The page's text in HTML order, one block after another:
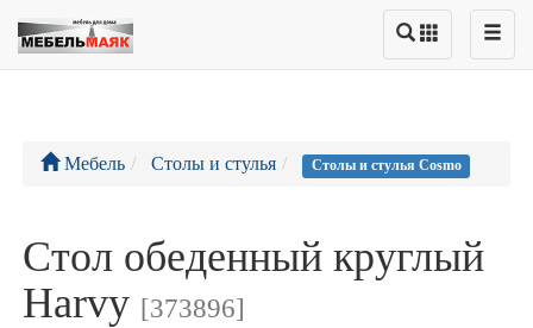
Мебель Столы и стулья Столы и стулья Cosmo
Стол обеденный круглый
Harvy [373896]